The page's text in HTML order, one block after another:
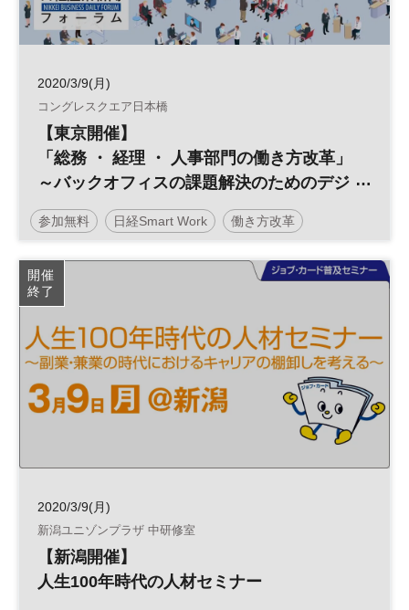
2020/3/9(月)
コングレスクエア日本橋
【東京開催】
「総務 ・ 経理 ・ 人事部門の働き方改革」
～バックオフィスの課題解決のためのデジ
タル化～
参加無料 日経Smart Work 働き方改革
テクノロジー 生産性向上 デジタル化
バックオフィス
開催
終了
2020/3/9(月)
新潟ユニゾンプラザ 中研修室
【新潟開催】
人生100年時代の人材セミナー